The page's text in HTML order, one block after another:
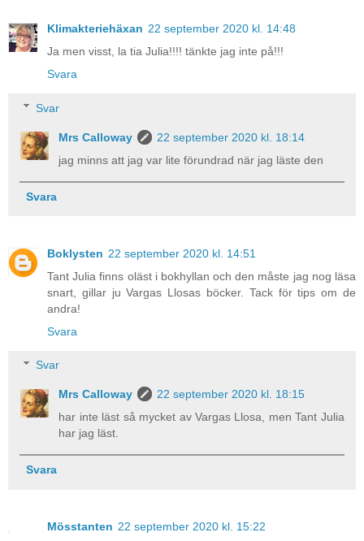
Klimakteriehäxan 22 september 2020 kl. 14:48
Ja men visst, la tia Julia!!!! tänkte jag inte på!!!
Svara
Svar
Mrs Calloway
22 september 2020 kl. 18:14
jag minns att jag var lite förundrad när jag läste den
Svara
Boklysten 22 september 2020 kl. 14:51
Tant Julia finns oläst i bokhyllan och den måste jag nog läsa
snart, gillar ju Vargas Llosas böcker. Tack för tips om de
andra!
Svara
Svar
Mrs Calloway
22 september 2020 kl. 18:15
har inte läst så mycket av Vargas Llosa, men Tant Julia
har jag läst.
Svara
Mösstanten 22 september 2020 kl. 15:22